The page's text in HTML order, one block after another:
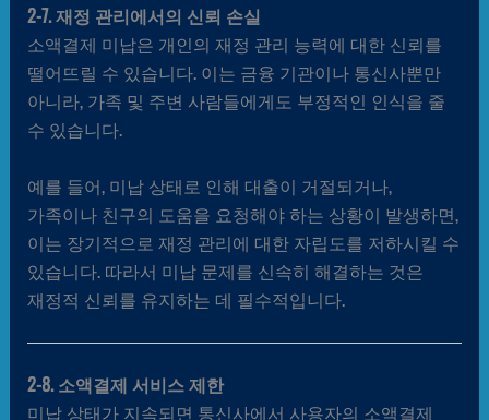
2-7. 재정 관리에서의 신뢰 손실
소액결제 미납은 개인의 재정 관리 능력에 대한 신뢰를
떨어뜨릴 수 있습니다. 이는 금융 기관이나 통신사뿐만
아니라, 가족 및 주변 사람들에게도 부정적인 인식을 줄
수 있습니다.
예를 들어, 미납 상태로 인해 대출이 거절되거나,
가족이나 친구의 도움을 요청해야 하는 상황이 발생하면,
이는 장기적으로 재정 관리에 대한 자립도를 저하시킬 수
있습니다. 따라서 미납 문제를 신속히 해결하는 것은
재정적 신뢰를 유지하는 데 필수적입니다.
2-8. 소액결제 서비스 제한
미납 상태가 지속되면 통신사에서 사용자의 소액결제